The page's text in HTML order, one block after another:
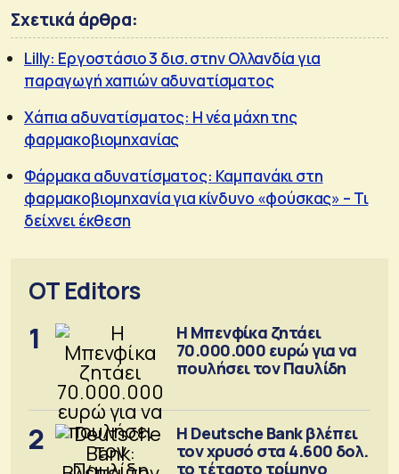
Σχετικά άρθρα:
Lilly: Eργοστάσιο 3 δισ. στην Ολλανδία για
παραγωγή χαπιών αδυνατίσματος
Χάπια αδυνατίσματος: Η νέα μάχη της
φαρμακοβιομηχανίας
Φάρμακα αδυνατίσματος: Καμπανάκι στη
φαρμακοβιομηχανία για κίνδυνο «φούσκας» – Τι
δείχνει έκθεση
OT Editors
1
Η Μπενφίκα ζητάει
70.000.000 ευρώ για να
πουλήσει τον Παυλίδη
2
Η Deutsche Bank βλέπει
τον χρυσό στα 4.600 δολ.
το τέταρτο τρίμηνο